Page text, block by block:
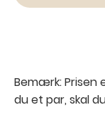
Bemærk: Prisen
du et par, skal